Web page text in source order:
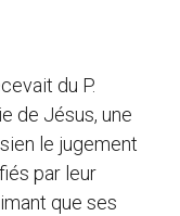
du P.
de Jésus, une
le jugement
par leur
que ses